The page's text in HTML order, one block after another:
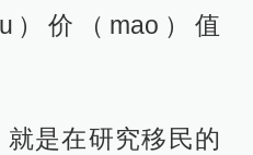
）价（mao）值
是在研究移民的